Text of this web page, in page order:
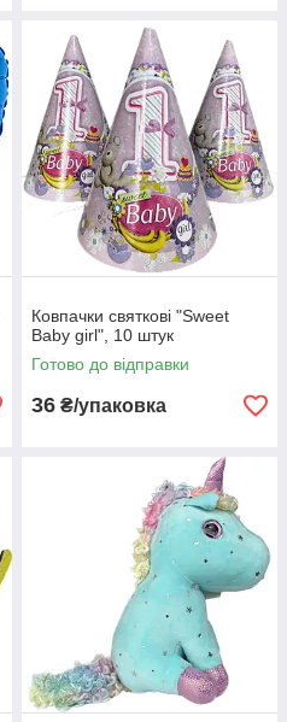
Ковпачки святкові "Sweet
Baby girl", 10 штук
Готово до відправки
36 ₴/упаковка